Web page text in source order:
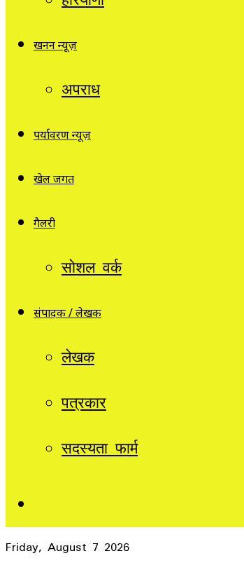
खनन न्यूज़
अपराध
पर्यावरण न्यूज़
खेल जगत
गैलरी
सोशल वर्क
संपादक / लेखक
लेखक
पत्रकार
सदस्यता फार्म
Friday, August 7 2026